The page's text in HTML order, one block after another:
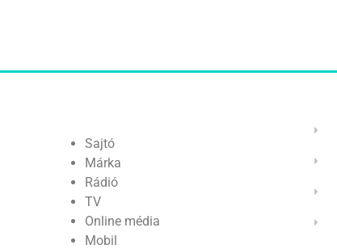
Sajtó
Márka
Rádió
TV
Online média
Mobil